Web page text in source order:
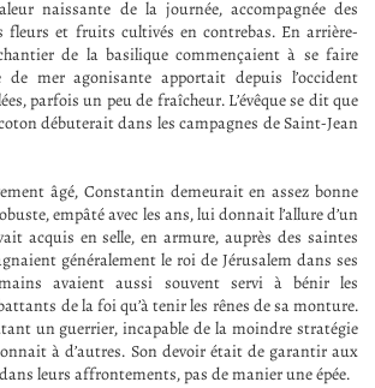
naissante de la journée, accompagnée des
fleurs et fruits cultivés en contrebas. En arrière-
de la basilique commençaient à se faire
de mer agonisante apportait depuis l’occident
parfois un peu de fraîcheur. L’évêque se dit que
débuterait dans les campagnes de Saint-Jean
âgé, Constantin demeurait en assez bonne
empâté avec les ans, lui donnait l’allure d’un
acquis en selle, en armure, auprès des saintes
généralement le roi de Jérusalem dans ses
mains avaient aussi souvent servi à bénir les
de la foi qu’à tenir les rênes de sa monture.
un guerrier, incapable de la moindre stratégie
à d’autres. Son devoir était de garantir aux
leurs affrontements, pas de manier une épée.